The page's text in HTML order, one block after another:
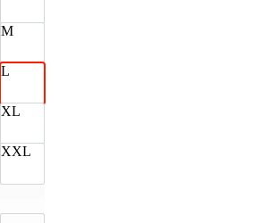
M
L
XL
XXL